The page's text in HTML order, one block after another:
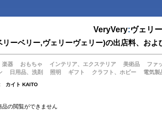
VeryVery:ヴェリ
ーベリー,ヴェリーヴェリー)の出店料、お
楽器 おもちゃ インテリア、エクステリア 美術品 ファ
日用品、洗剤 照明 ギフト クラフト、ホビー 電気製
カイト KAITO
の閲覧ができません